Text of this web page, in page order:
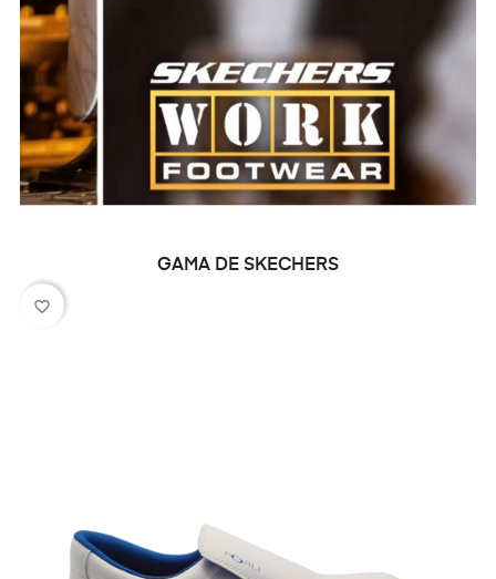
GAMA DE SKECHERS
favorite_border